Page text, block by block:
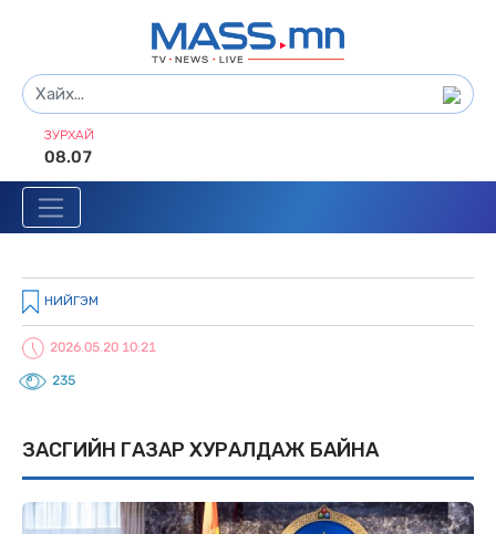
ЗУРХАЙ
08.07
НИЙГЭМ
2026.05.20 10:21
235
ЗАСГИЙН ГАЗАР XУРАЛДАЖ БАЙНА